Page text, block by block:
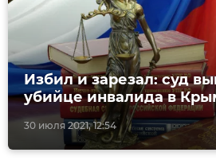
30 июля 2021, 12:54
Избил и зарезал: суд
убийце инвалида в